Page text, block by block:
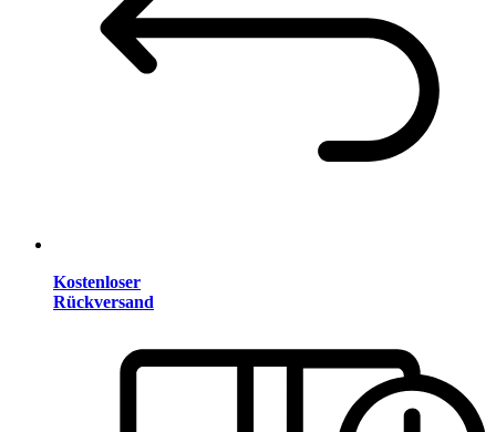
Kostenloser
Rückversand